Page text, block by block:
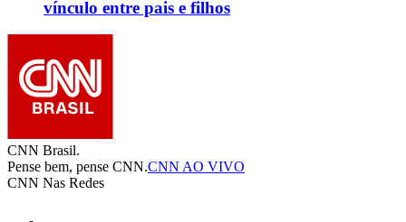
vínculo entre pais e filhos
CNN Brasil.
Pense bem, pense CNN.CNN AO VIVO
CNN Nas Redes